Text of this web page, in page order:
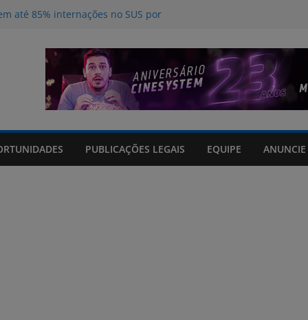
até 85% internações no SUS por
na FURG até sexta (7) pela manhã
orienta antecipação de horários
do curso de Operador de
certificados
PUBLICAÇÕES LEGAIS EQUIPE ANUNCIE